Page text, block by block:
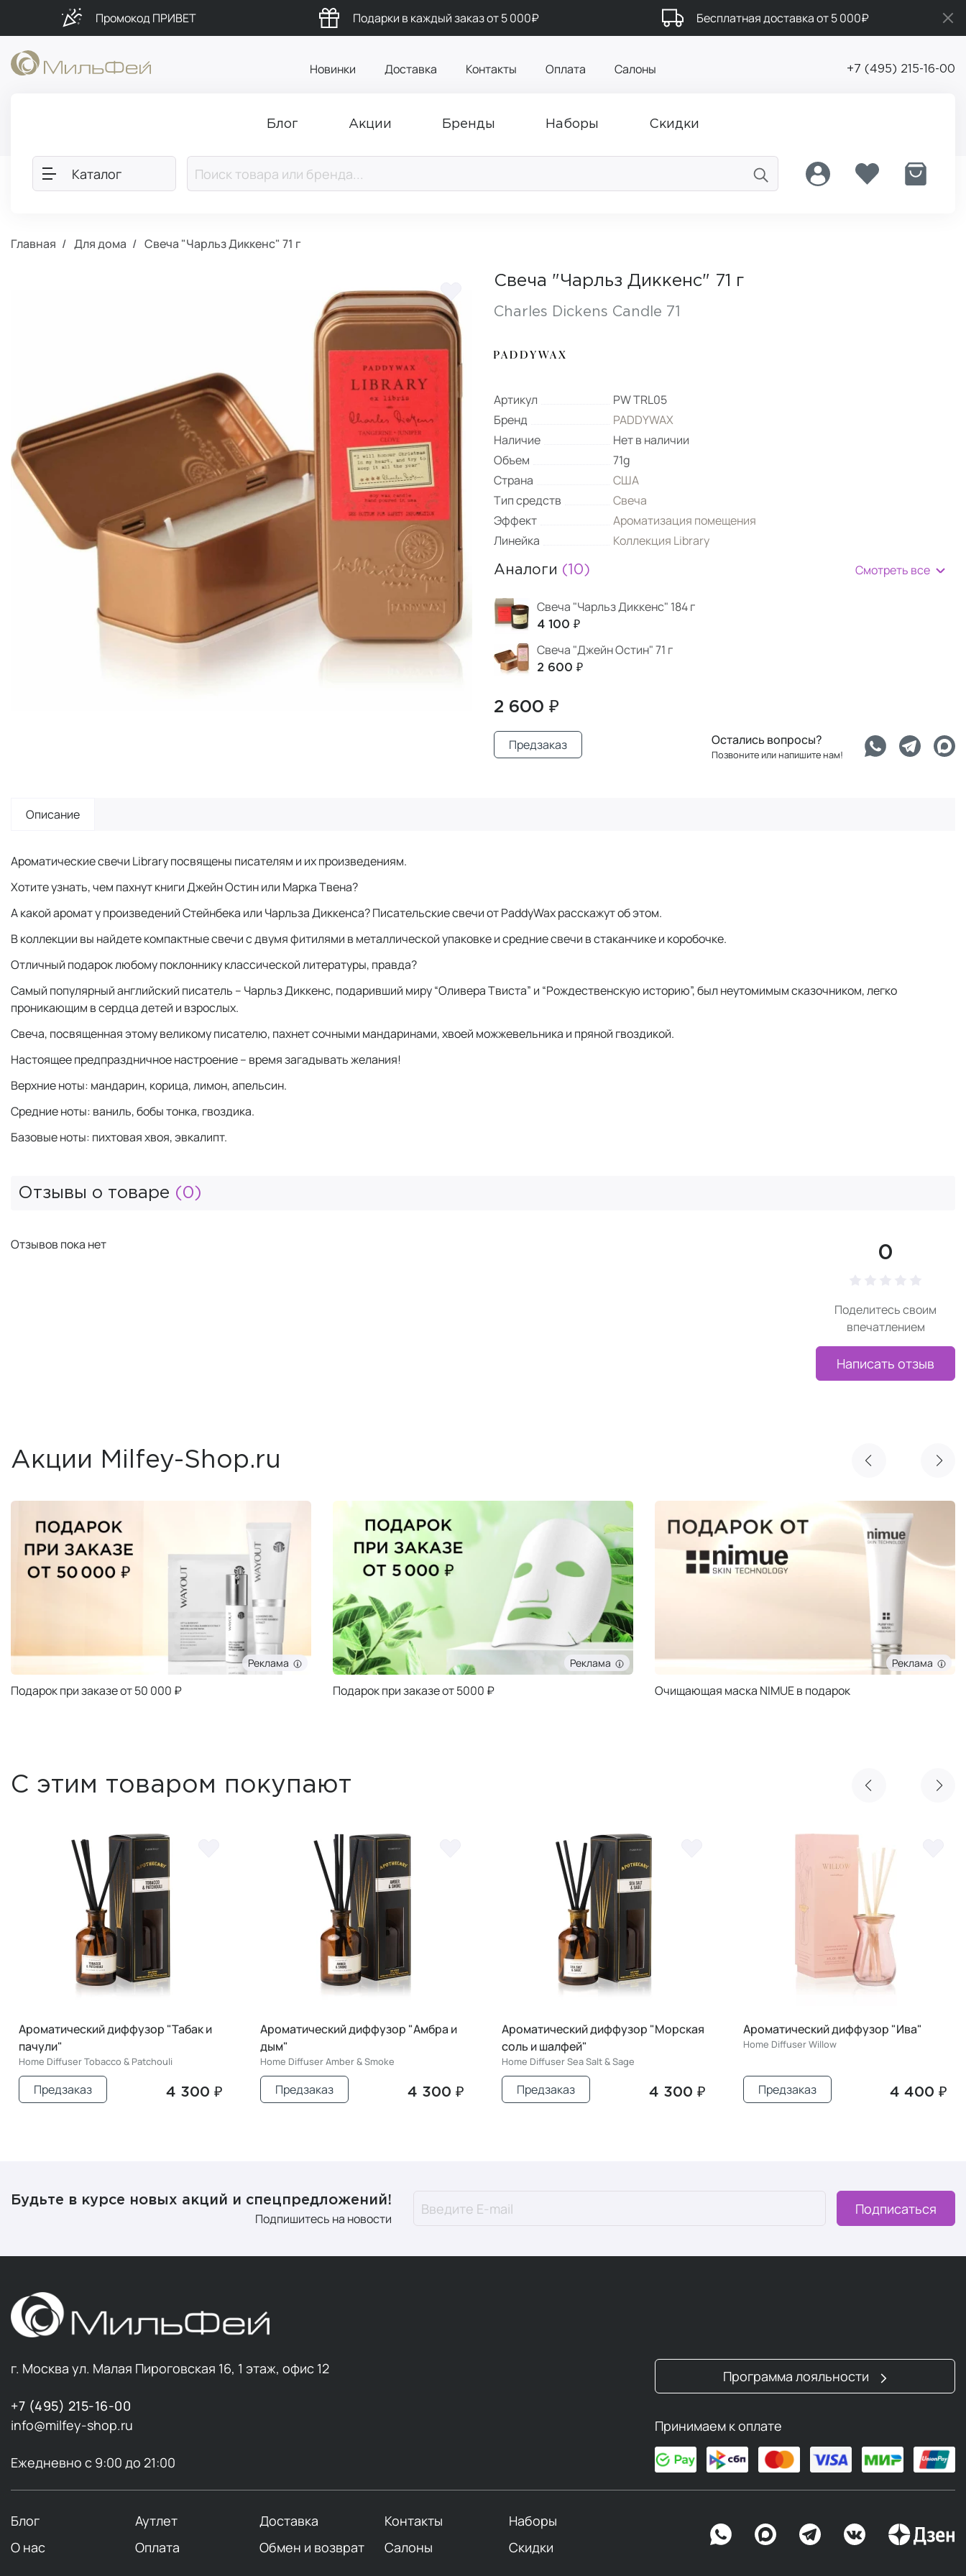
Промокод ПРИВЕТ Подарки в каждый заказ от 5 000₽ Бесплатная доставка от 5 000₽
Новинки Доставка Контакты Оплата Салоны +7 (495) 215-16-00
Блог Акции Бренды Наборы Скидки
Каталог
Главная Для дома Свеча "Чарльз Диккенс" 71 г
Свеча "Чарльз Диккенс" 71 г
Charles Dickens Candle 71
Артикул
PW TRL05
Бренд
PADDYWAX
Наличие
Нет в наличии
Объем
71g
Страна
США
Тип средств
Свеча
Эффект
Ароматизация помещения
Линейка
Коллекция Library
Аналоги (10) Смотреть все
Свеча "Чарльз Диккенс" 184 г
4 100 ₽
Свеча "Джейн Остин" 71 г
2 600 ₽
2 600 ₽
Предзаказ Остались вопросы?
Позвоните или напишите нам!
Описание
Ароматические свечи Library посвящены писателям и их произведениям.
Хотите узнать, чем пахнут книги Джейн Остин или Марка Твена?
А какой аромат у произведений Стейнбека или Чарльза Диккенса? Писательские свечи от PaddyWax расскажут об этом.
В коллекции вы найдете компактные свечи с двумя фитилями в металлической упаковке и средние свечи в стаканчике и коробочке.
Отличный подарок любому поклоннику классической литературы, правда?
Самый популярный английский писатель – Чарльз Диккенс, подаривший миру “Оливера Твиста” и “Рождественскую историю”, был неутомимым сказочником, легко
проникающим в сердца детей и взрослых.
Свеча, посвященная этому великому писателю, пахнет сочными мандаринами, хвоей можжевельника и пряной гвоздикой.
Настоящее предпраздничное настроение – время загадывать желания!
Верхние ноты: мандарин, корица, лимон, апельсин.
Средние ноты: ваниль, бобы тонка, гвоздика.
Базовые ноты: пихтовая хвоя, эвкалипт.
Отзывы о товаре (0)
0
Поделитесь своим
впечатлением
Написать отзыв
Отзывов пока нет
Акции Milfey-Shop.ru
Реклама
Подарок при заказе от 50 000 ₽
Реклама
Подарок при заказе от 5000 ₽
Реклама
Очищающая маска NIMUE в подарок
С этим товаром покупают
Ароматический диффузор "Амбра и
дым"
Home Diffuser Amber & Smoke
4 300 ₽
Предзаказ
Ароматический диффузор "Морская
соль и шалфей"
Home Diffuser Sea Salt & Sage
4 300 ₽
Предзаказ
Ароматический диффузор "Ива"
Home Diffuser Willow
4 400 ₽
Предзаказ
Ароматический диффузор "Морская
соль"
4 400 ₽
Предзаказ
Будьте в курсе новых акций и спецпредложений!
Подпишитесь на новости
Подписаться
г. Москва ул. Малая Пироговская 16, 1 этаж, офис 12
+7 (495) 215-16-00
info@milfey-shop.ru
Ежедневно с 9:00 до 21:00
Программа лояльности
Принимаем к оплате
Блог Аутлет Доставка Контакты
Наборы
О нас
Оплата Обмен и возврат Салоны Скидки